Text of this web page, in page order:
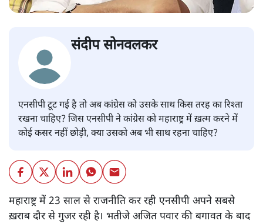
संदीप सोनवलकर
एनसीपी टूट गई है तो अब कांग्रेस को उसके साथ किस तरह का रिश्ता
रखना चाहिए? जिस एनसीपी ने कांग्रेस को महाराष्ट्र में ख़त्म करने में
कोई कसर नहीं छोड़ी, क्या उसको अब भी साथ रहना चाहिए?
महाराष्ट्र में 23 साल से राजनीति कर रही एनसीपी अपने सबसे
ख़राब दौर से गुजर रही है। भतीजे अजित पवार की बगावत के बाद